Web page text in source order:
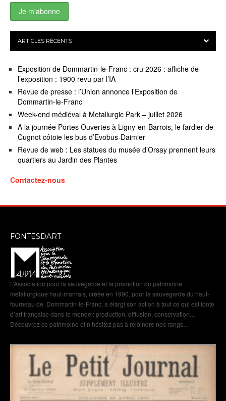
ARTICLES RÉCENTS
Exposition de Dommartin-le-Franc : cru 2026 : affiche de
l’exposition : 1900 revu par l’IA
Revue de presse : l’Union annonce l’Exposition de
Dommartin-le-Franc
Week-end médiéval à Metallurgic Park – juillet 2026
A la journée Portes Ouvertes à Ligny-en-Barrois, le fardier de
Cugnot côtoie les bus d’Evobus-Daimler
Revue de web : Les statues du musée d’Orsay prennent leurs
quartiers au Jardin des Plantes
Contactez-nous
FONTESDART
L’Association pour la sauvegarde et la promotion du patrimoine
métallurgique haut-marnais, créée en 1990, pour la sauvegarde du haut-
fourneau de Dommartin-le-Franc, a élargi son action à tout ce qui est fonte
d’art française dans le monde : production, diffusion, conservation…
Découvrez ce patrimoine et n’hésitez pas à rejoindre nos rangs…